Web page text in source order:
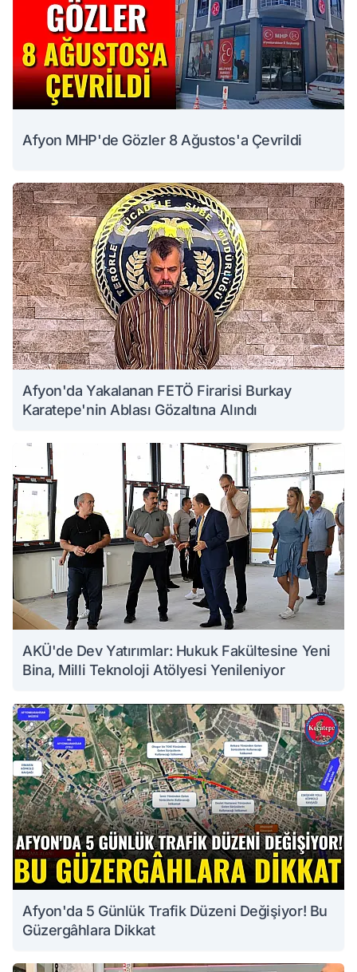
Afyon MHP'de Gözler 8 Ağustos'a Çevrildi
Afyon'da Yakalanan FETÖ Firarisi Burkay
Karatepe'nin Ablası Gözaltına Alındı
AKÜ'de Dev Yatırımlar: Hukuk Fakültesine Yeni
Bina, Milli Teknoloji Atölyesi Yenileniyor
Afyon'da 5 Günlük Trafik Düzeni Değişiyor! Bu
Güzergâhlara Dikkat